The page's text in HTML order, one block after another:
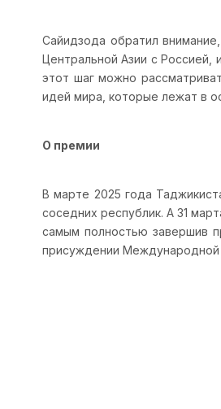
Сайидзода обратил
Центральной Азии с Россией,
этот шаг можно
идей мира, которые лежат в
О премии
В марте 2025 года
соседних республик. А 31
самым полностью завершив
присуждении